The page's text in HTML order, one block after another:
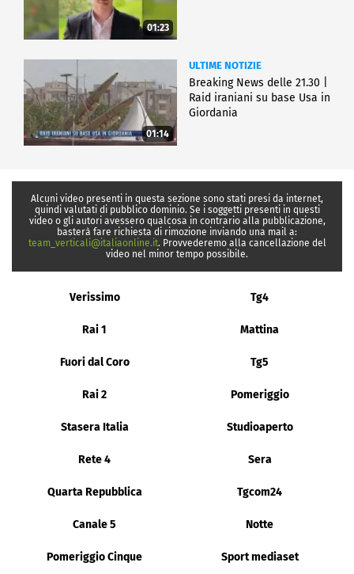
01:23
01:14
ULTIME NOTIZIE
Breaking News delle 21.30 |
Raid iraniani su base Usa in
Giordania
Alcuni video presenti in questa sezione sono stati presi da internet,
quindi valutati di pubblico dominio. Se i soggetti presenti in questi
video o gli autori avessero qualcosa in contrario alla pubblicazione,
basterà fare richiesta di rimozione inviando una mail a:
team_verticali@italiaonline.it. Provvederemo alla cancellazione del
video nel minor tempo possibile.
Verissimo Tg4
Rai 1 Mattina
Fuori dal Coro Tg5
Rai 2 Pomeriggio
Stasera Italia Studioaperto
Rete 4 Sera
Quarta Repubblica Tgcom24
Canale 5 Notte
Pomeriggio Cinque Sport mediaset